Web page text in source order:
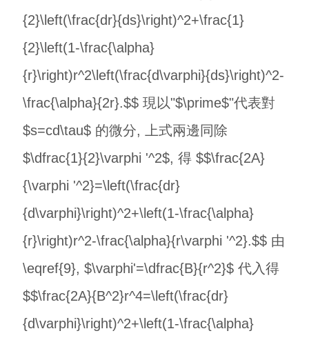
{2}\left(\frac{dr}{ds}\right)^2+\frac{1}
{2}\left(1-\frac{\alpha}
{r}\right)r^2\left(\frac{d\varphi}{ds}\right)^2-
\frac{\alpha}{2r}.$$ 現以"$\prime$"代表對
$s=cd\tau$ 的微分, 上式兩邊同除
$\dfrac{1}{2}\varphi '^2$, 得 $$\frac{2A}
{\varphi '^2}=\left(\frac{dr}
{d\varphi}\right)^2+\left(1-\frac{\alpha}
{r}\right)r^2-\frac{\alpha}{r\varphi '^2}.$$ 由
\eqref{9}, $\varphi'=\dfrac{B}{r^2}$ 代入得
$$\frac{2A}{B^2}r^4=\left(\frac{dr}
{d\varphi}\right)^2+\left(1-\frac{\alpha}